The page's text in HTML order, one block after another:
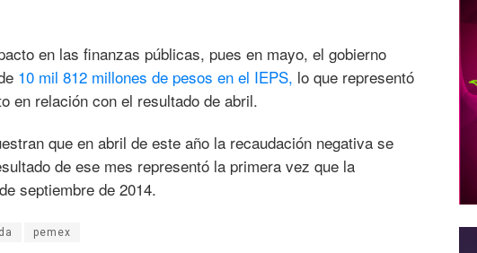
en las finanzas públicas, pues en mayo, el gobierno
10 mil 812 millones de pesos en el IEPS, lo que representó
en relación con el resultado de abril.
que en abril de este año la recaudación negativa se
de ese mes representó la primera vez que la
septiembre de 2014.
pemex